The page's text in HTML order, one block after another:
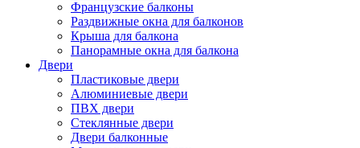
Французские балконы
Раздвижные окна для балконов
Крыша для балкона
Панорамные окна для балкона
Двери
Пластиковые двери
Алюминиевые двери
ПВХ двери
Стеклянные двери
Двери балконные